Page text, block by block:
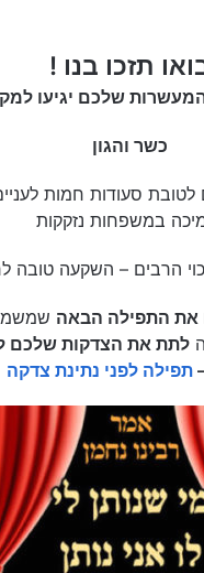
תזכו בנו !
שלכם יגיעו
כשר והגון
סעודות חמות
במשפחות נזקקות
הרבים – השקעה טובה
את התפילה הבאה
לתת את הצדקות שלכם
תפילה לפני נתינת צדקה